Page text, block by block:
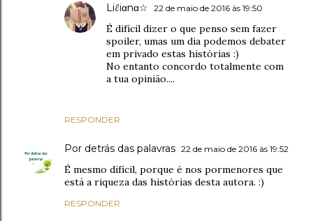
RESPONDER
Liℓiαnα☆ 22 de maio de 2016 às 19:50
É difícil dizer o que penso sem fazer
spoiler, umas um dia podemos debater
em privado estas histórias :)
No entanto concordo totalmente com
a tua opinião....
Por detrás das palavras 22 de maio de 2016 às 19:52
É mesmo difícil, porque é nos pormenores que
está a riqueza das histórias desta autora. :)
RESPONDER